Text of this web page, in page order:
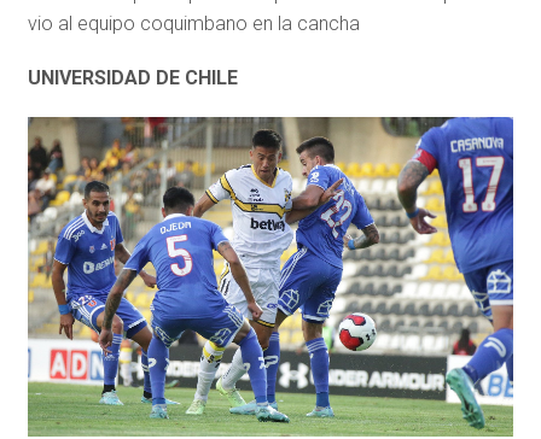
vio al equipo coquimbano en la cancha
UNIVERSIDAD DE CHILE